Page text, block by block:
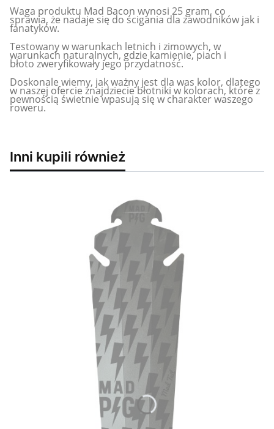
Waga produktu Mad Bacon wynosi 25 gram, co
sprawia, że nadaje się do ścigania dla zawodników jak i
fanatyków.
Testowany w warunkach letnich i zimowych, w
warunkach naturalnych, gdzie kamienie, piach i
błoto zweryfikowały jego przydatność.
Doskonale wiemy, jak ważny jest dla was kolor, dlatego
w naszej ofercie znajdziecie błotniki w kolorach, które z
pewnością świetnie wpasują się w charakter waszego
roweru.
Inni kupili również